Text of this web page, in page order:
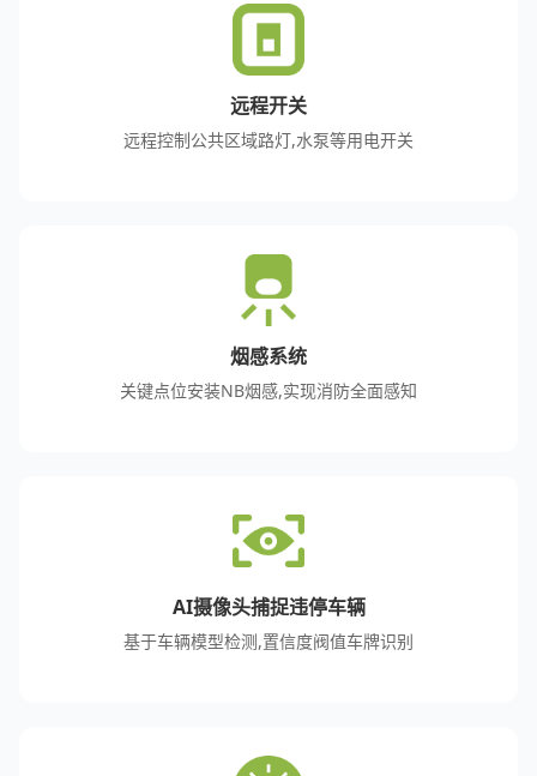
远程开关
远程控制公共区域路灯,水泵等用电开关
烟感系统
关键点位安装NB烟感,实现消防全面感知
AI摄像头捕捉违停车辆
基于车辆模型检测,置信度阀值车牌识别